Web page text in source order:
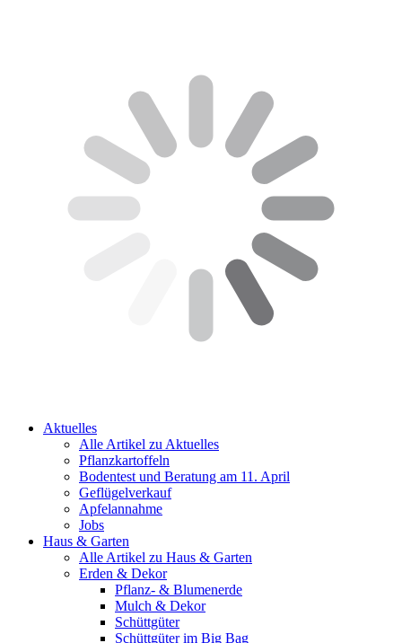
Aktuelles
Alle Artikel zu Aktuelles
Pflanzkartoffeln
Bodentest und Beratung am 11. April
Geflügelverkauf
Apfelannahme
Jobs
Haus & Garten
Alle Artikel zu Haus & Garten
Erden & Dekor
Pflanz- & Blumenerde
Mulch & Dekor
Schüttgüter
Schüttgüter im Big Bag